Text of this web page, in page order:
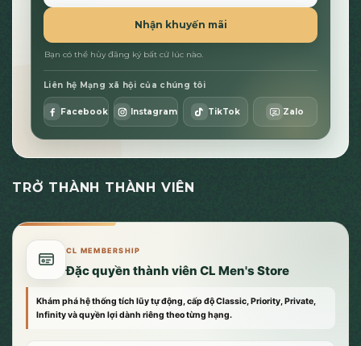
Nhận khuyến mãi
Bạn có thể hủy đăng ký bất cứ lúc nào.
Liên hệ Mạng xã hội của chúng tôi
Facebook Instagram TikTok Zalo
TRỞ THÀNH THÀNH VIÊN
CL MEMBERSHIP
Đặc quyền thành viên CL Men's Store
Khám phá hệ thống tích lũy tự động, cấp độ Classic, Priority, Private,
Infinity và quyền lợi dành riêng theo từng hạng.